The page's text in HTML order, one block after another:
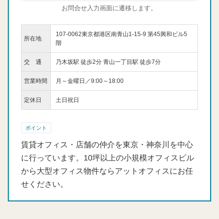
お問合せ入力画面に遷移します。
所在地
107-0062東京都港区南青山1-15-9 第45興和ビル5
階
交 通 乃木坂駅 徒歩2分 青山一丁目駅 徒歩7分
営業時間 月～金曜日／9:00～18:00
定休日 土日祝日
ポイント
賃貸オフィス・店舗の仲介を東京・神奈川を中心
に行っています。10坪以上の小規模オフィスビル
から大型オフィス物件ならアットオフィスにお任
せください。